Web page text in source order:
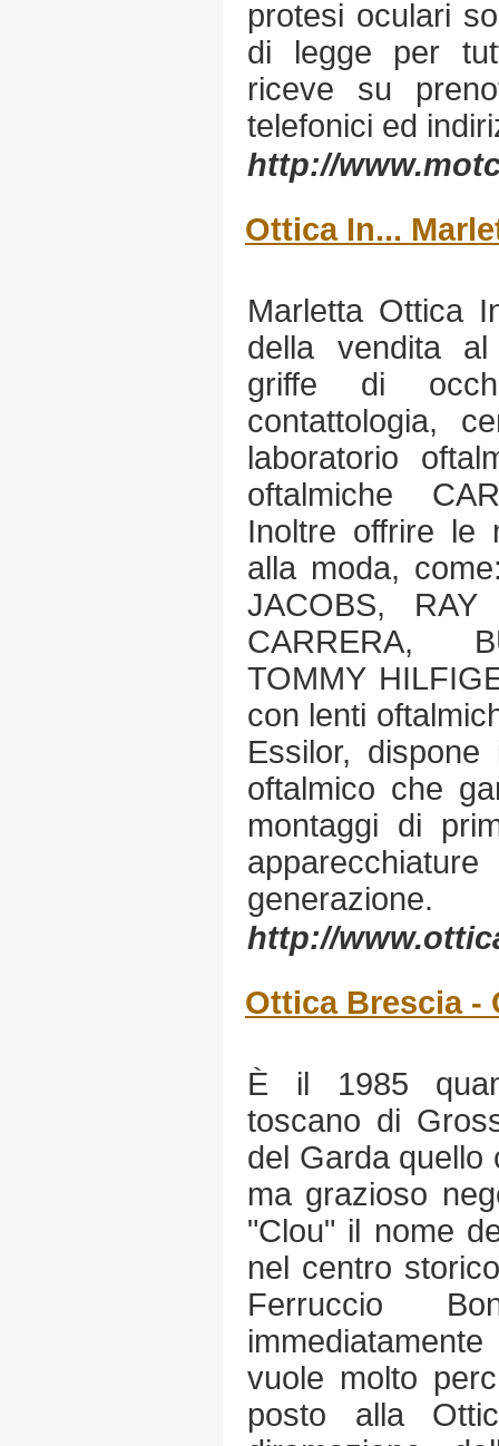
protesi oculari
di legge per
riceve su
telefonici ed
http://
Ottica In...
Marletta Ottica
della vendita
griffe di
contattologia,
laboratorio
oftalmiche
Inoltre offrire le
alla moda,
JACOBS,
CARRERA,
TOMMY
con lenti
Essilor,
oftalmico che
montaggi di
generazione.
http://
Ottica Brescia -
È il 1985
toscano di
del Garda quello
ma grazioso
"Clou" il nome
nel centro
Ferruccio
vuole molto
posto alla